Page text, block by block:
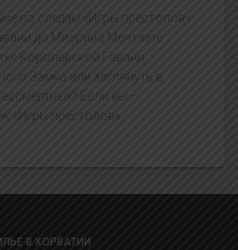
по следам «Игры престолов»
до Миэрина Мечтаете
Королевской Гавани,
Замка или заглянуть в
Если вы –
«Игры престолов»,
В ХОРВАТИИ